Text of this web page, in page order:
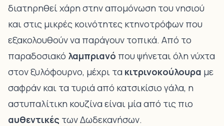
διατηρηθεί χάρη στην απομόνωση του νησιού
και στις μικρές κοινότητες κτηνοτρόφων που
εξακολουθούν να παράγουν τοπικά. Από το
παραδοσιακό λαμπριανό που ψήνεται όλη νύχτα
στον ξυλόφουρνο, μέχρι τα κιτρινοκούλουρα με
σαφράν και τα τυριά από κατσικίσιο γάλα, η
αστυπαλίτικη κουζίνα είναι μία από τις πιο
αυθεντικές των Δωδεκανήσων.